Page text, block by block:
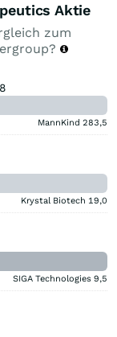
Aktie
zum
MannKind 283,5
Krystal Biotech 19,0
SIGA Technologies 9,5